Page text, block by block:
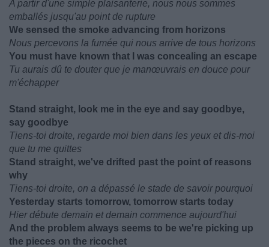
A partir d'une simple plaisanterie, nous nous sommes
emballés jusqu'au point de rupture
We sensed the smoke advancing from horizons
Nous percevons la fumée qui nous arrive de tous horizons
You must have known that I was concealing an escape
Tu aurais dû te douter que je manœuvrais en douce pour
m'échapper
Stand straight, look me in the eye and say goodbye,
say goodbye
Tiens-toi droite, regarde moi bien dans les yeux et dis-moi
que tu me quittes
Stand straight, we've drifted past the point of reasons
why
Tiens-toi droite, on a dépassé le stade de savoir pourquoi
Yesterday starts tomorrow, tomorrow starts today
Hier débute demain et demain commence aujourd'hui
And the problem always seems to be we're picking up
the pieces on the ricochet